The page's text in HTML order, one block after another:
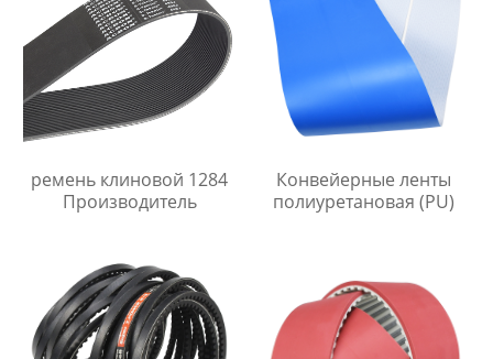
ремень клиновой 1284
Производитель
Конвейерные ленты
полиуретановая (PU)